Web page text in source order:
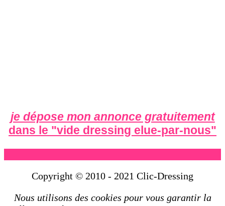
je dépose mon annonce gratuitement
dans le "vide dressing elue-par-nous"
Copyright © 2010 - 2021 Clic-Dressing
Nous utilisons des cookies pour vous garantir la